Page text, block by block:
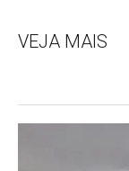
VEJA MAIS